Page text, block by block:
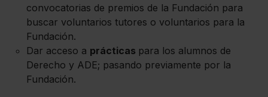
convocatorias de premios de la Fundación para
buscar voluntarios tutores o voluntarios para la
Fundación.
Dar acceso a prácticas para los alumnos de
Derecho y ADE; pasando previamente por la
Fundación.